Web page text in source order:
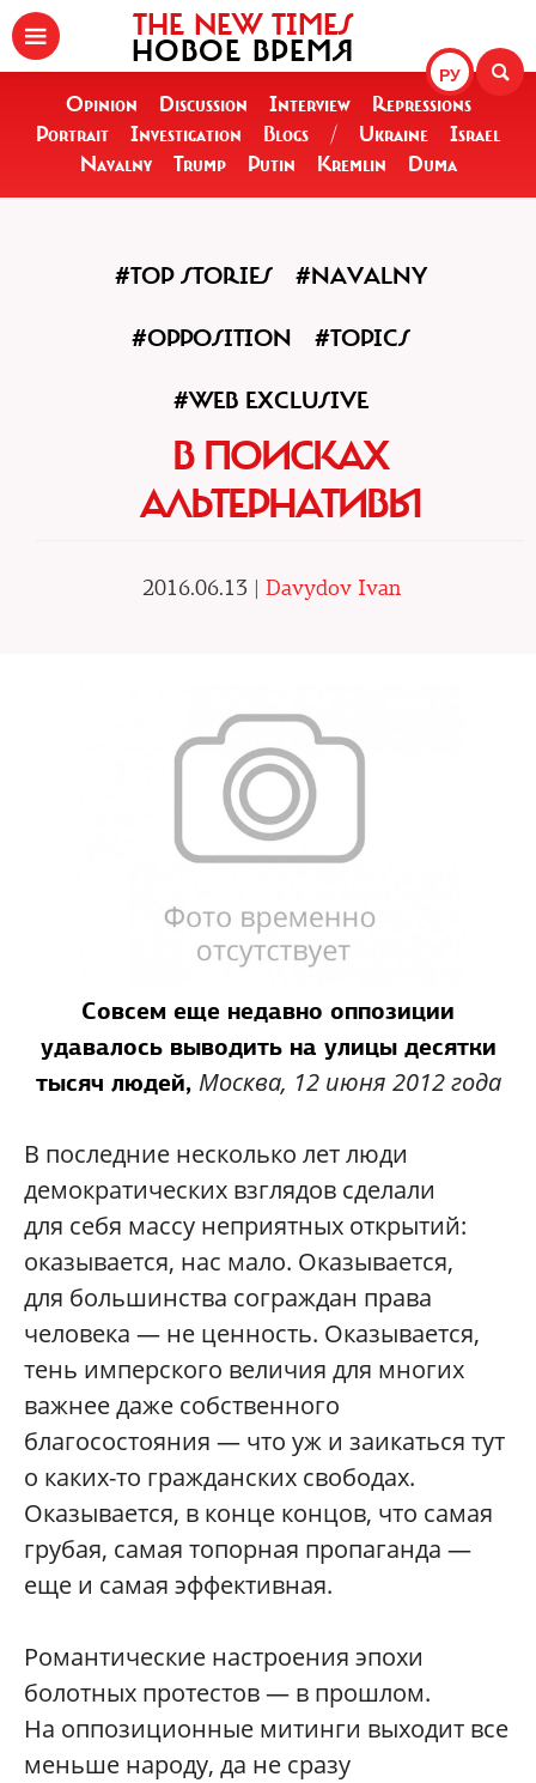
РУ
THE NEW TIMES
НОВОЕ ВРЕМЯ
Opinion Discussion Interview
Repressions
Portrait
Investigation Blogs / Ukraine
Israel
Navalny
Trump Putin Kremlin Duma
#TOP STORIES #NAVALNY
#OPPOSITION #TOPICS
#WEB EXCLUSIVE
В ПОИСКАХ
АЛЬТЕРНАТИВЫ
2016.06.13 | Davydov Ivan
Совсем еще недавно оппозиции
удавалось выводить на улицы десятки
тысяч людей, Москва, 12 июня 2012 года
В последние несколько лет люди
демократических взглядов сделали
для себя массу неприятных открытий:
оказывается, нас мало. Оказывается,
для большинства сограждан права
человека — не ценность. Оказывается,
тень имперского величия для многих
важнее даже собственного
благосостояния — что уж и заикаться тут
о каких-то гражданских свободах.
Оказывается, в конце концов, что самая
грубая, самая топорная пропаганда —
еще и самая эффективная.
Романтические настроения эпохи
болотных протестов — в прошлом.
На оппозиционные митинги выходит все
меньше народу, да не сразу